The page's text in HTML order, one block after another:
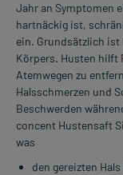
Jahr an Symptomen
hartnäckig ist,
ein. Grundsätzlich
Körpers. Husten hilft
Atemwegen zu
Halsschmerzen und
Beschwerden
concent Hustensaft
was
den gereizten